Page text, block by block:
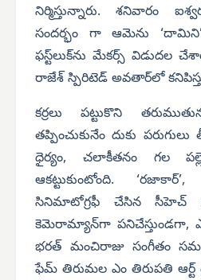
నిర్మిస్తున్నారు. శనివారం
సందర్భం గా ఆమెను
ఫస్ట్‌లుక్‌ను మేకర్స్ విడుదల
రాజేశ్ స్పిరిటెడ్ అవతార్‌లో
కర్రలు పట్టుకొని
తప్పించుకునేం దుకు
ధైర్యం, చలాకీతనం గల
ఆకట్టుకుంటోంది.
సినిమాటోగ్రఫీ చేసిన సీహెచ్
కెమెరామ్యాన్‌గా పనిచేస్తుండగా,
భరత్ మంచిరాజు సంగీతం
ఫేమ్ తిరుమల ఎం తిరుపతి ఆర్ట్